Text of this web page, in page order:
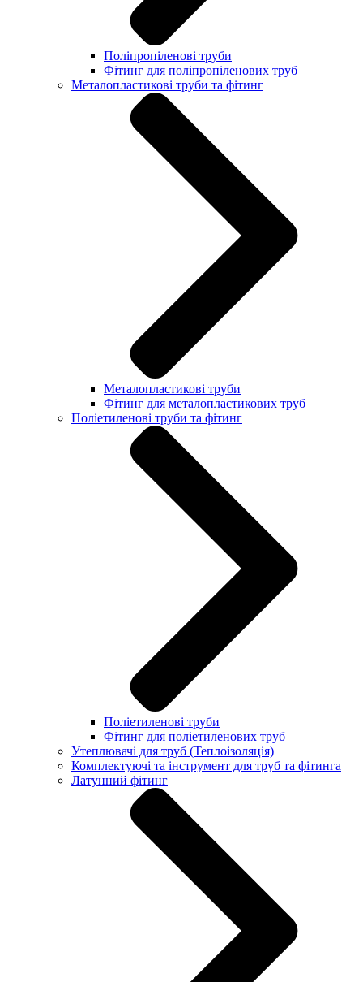
Поліпропіленові труби
Фітинг для поліпропіленових труб
Металопластикові труби та фітинг
Металопластикові труби
Фітинг для металопластикових труб
Поліетиленові труби та фітинг
Поліетиленові труби
Фітинг для поліетиленових труб
Утеплювачі для труб (Теплоізоляція)
Комплектуючі та інструмент для труб та фітинга
Латунний фітинг